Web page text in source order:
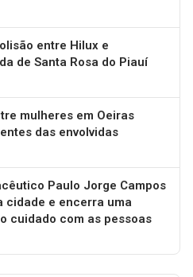
entre Hilux e
de Santa Rosa do Piauí
mulheres em Oeiras
das envolvidas
Paulo Jorge Campos
cidade e encerra uma
cuidado com as pessoas